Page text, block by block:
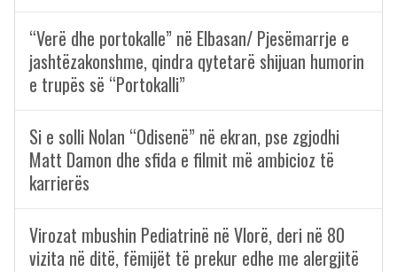
“Verë dhe portokalle” në Elbasan/ Pjesëmarrje e
jashtëzakonshme, qindra qytetarë shijuan humorin
e trupës së “Portokalli”
Si e solli Nolan “Odisenë” në ekran, pse zgjodhi
Matt Damon dhe sfida e filmit më ambicioz të
karrierës
Virozat mbushin Pediatrinë në Vlorë, deri në 80
vizita në ditë, fëmijët të prekur edhe me alergjitë